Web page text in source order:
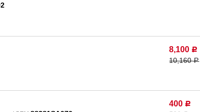
8,100 Р
10,160Р
400 Р